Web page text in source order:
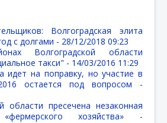
Волгоградская элита
с долгами - 28/12/2018 09:23
Волгоградской области
такси" - 14/03/2016 11:29
идет на поправку, но участие в
остается под вопросом -
области пресечена незаконная
«фермерского хозяйства» -